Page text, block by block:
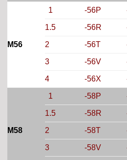
M56
1 -56P
1.5 -56R
2 -56T
3 -56V
4 -56X
M58
1 -58P
1.5 -58R
2 -58T
3 -58V